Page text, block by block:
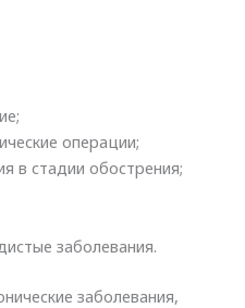
операции;
в стадии обострения;
заболевания.
заболевания,